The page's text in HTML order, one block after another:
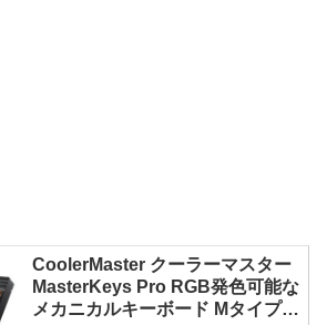
CoolerMaster クーラーマスター
MasterKeys Pro RGB発色可能な
メカニカルキーボード Mタイプが